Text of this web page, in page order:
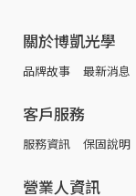
關於博凱光學
品牌故事 最新消息
客戶服務
服務資訊 保固說明
營業人資訊